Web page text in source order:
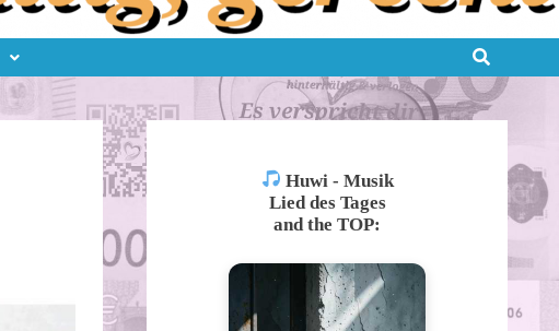
Huwi - Musik
Lied des Tages
and the TOP: